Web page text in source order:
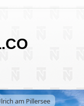
am Pillersee